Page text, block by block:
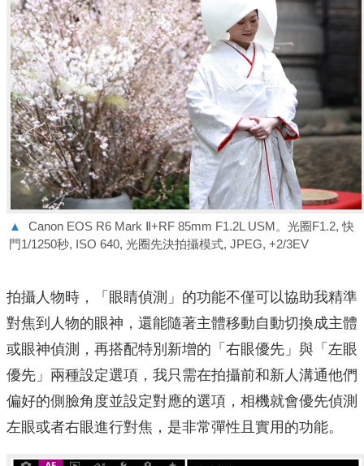
▲
Canon EOS R6 Mark Ⅱ+RF 85mm F1.2L USM。光圈F1.2, 快
門1/1250秒, ISO 640, 光圈先決拍攝模式, JPEG, +2/3EV
拍攝人物時，「眼睛偵測」的功能不僅可以協助我精準
對焦到人物的眼神，還能隨著主體移動自動切換成主體
或眼神偵測，再搭配特別新增的「右眼優先」與「左眼
優先」兩種設定選項，我只需在拍攝前和新人溝通他們
偏好的側臉角度並設定對應的選項，相機就會優先偵測
左眼或者右眼進行對焦，是非常彈性且實用的功能。